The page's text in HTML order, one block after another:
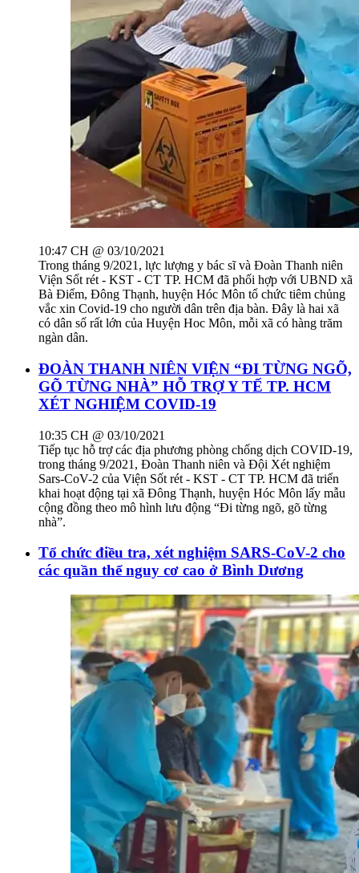
10:47 CH @ 03/10/2021
Trong tháng 9/2021, lực lượng y bác sĩ và Đoàn Thanh niên
Viện Sốt rét - KST - CT TP. HCM đã phối hợp với UBND xã
Bà Điểm, Đông Thạnh, huyện Hóc Môn tổ chức tiêm chủng
vắc xin Covid-19 cho người dân trên địa bàn. Đây là hai xã
có dân số rất lớn của Huyện Hoc Môn, mỗi xã có hàng trăm
ngàn dân.
ĐOÀN THANH NIÊN VIỆN “ĐI TỪNG NGÕ,
GÕ TỪNG NHÀ” HỖ TRỢ Y TẾ TP. HCM
XÉT NGHIỆM COVID-19
10:35 CH @ 03/10/2021
Tiếp tục hỗ trợ các địa phương phòng chống dịch COVID-19,
trong tháng 9/2021, Đoàn Thanh niên và Đội Xét nghiệm
Sars-CoV-2 của Viện Sốt rét - KST - CT TP. HCM đã triển
khai hoạt động tại xã Đông Thạnh, huyện Hóc Môn lấy mẫu
cộng đồng theo mô hình lưu động “Đi từng ngõ, gõ từng
nhà”.
Tổ chức điều tra, xét nghiệm SARS-CoV-2 cho
các quần thể nguy cơ cao ở Bình Dương